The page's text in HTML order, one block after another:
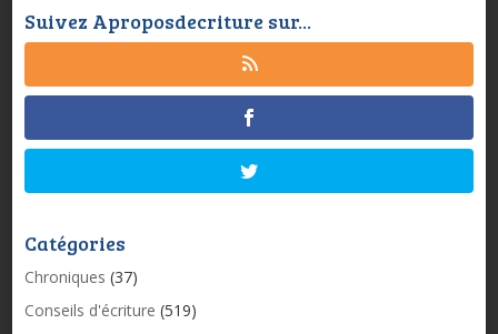
Suivez Aproposdecriture sur...
Catégories
Chroniques (37)
Conseils d'écriture (519)